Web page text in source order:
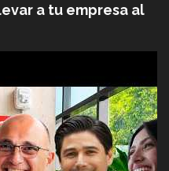
a tu empresa al